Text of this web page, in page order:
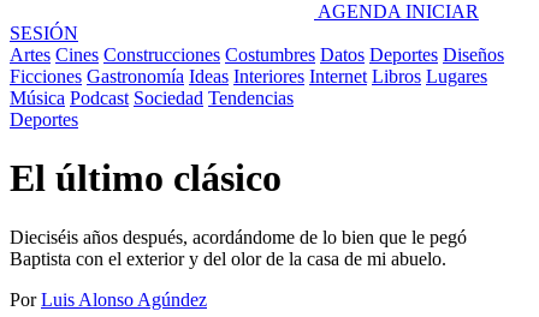
AGENDA INICIAR
SESIÓN
Artes Cines Construcciones Costumbres Datos Deportes Diseños
Ficciones Gastronomía Ideas Interiores Internet Libros Lugares
Música Podcast Sociedad Tendencias
Deportes
El último clásico
Dieciséis años después, acordándome de lo bien que le pegó
Baptista con el exterior y del olor de la casa de mi abuelo.
Por Luis Alonso Agúndez